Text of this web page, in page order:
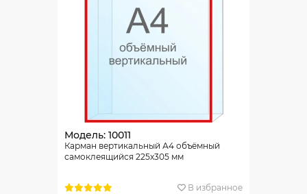
Модель: 10011
Карман вертикальный А4 объёмный
самоклеящийся 225х305 мм
В избранное